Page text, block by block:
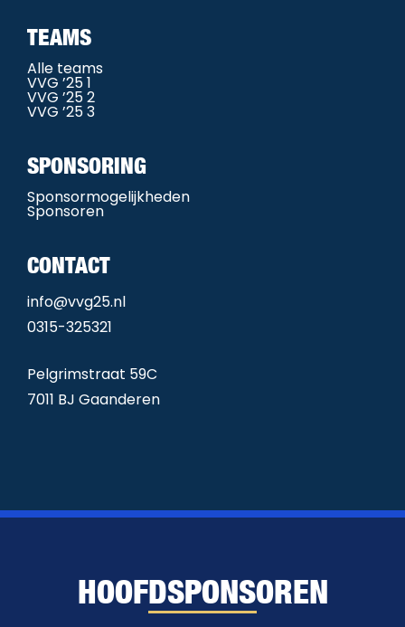
TEAMS
Alle teams
VVG ’25 1
VVG ’25 2
VVG ’25 3
SPONSORING
Sponsormogelijkheden
Sponsoren
CONTACT
info@vvg25.nl
0315-325321
Pelgrimstraat 59C
7011 BJ Gaanderen
HOOFDSPONSOREN